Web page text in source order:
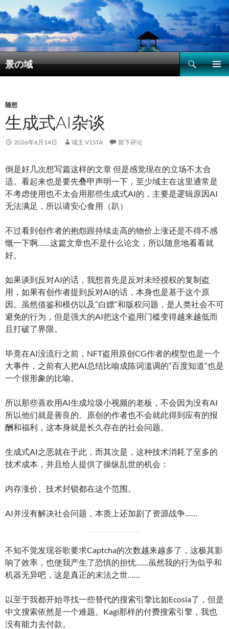
景の域
搜
索
文
随想
生成式AI杂谈
2026年6月14日 域主 V1STA 留下评论
倒是好几次想写篇这样的文章 但是感觉现在的立场不太合
适。看起来也是要先叠甲声明一下，至少域主在这里通常是
不考虑使用也不太会用那些生成式AI的，主要是逻辑原因AI
无法满足，所以请安心食用（趴）
不过看到创作者的抱怨跟持续走高的物价上涨还是不得不感
慨一下啊……这篇文章也不是什么论文，所以随意地看看就
好。
如果谈到反对AI的话，我想首先是反对未经授权的复制盗
用，如果有创作者提到反对AI的话，本身也是基于这个原
因。虽然借鉴和模仿以及“白嫖”和版权问题，是人类社会不可
避免的行为，但是强大的AI把这个盗用门槛变得越来越低而
且打破了界限。
毕竟在AI没流行之前，NFT盗用原创CG作者的模型也是一个
大事件，之前有人把AI总结比喻成陈词滥调的“百度知道”也是
一个很形象的比喻。
所以那些喜欢用AI生成垃圾小视频的老板，不会因为没有AI
所以他们就是善良的。原创的作者也不会就此得到应有的报
酬和福利，这本身就是长久存在的社会问题。
生成式AI之恶就在于此，而其次是，这种技术消耗了至多的
技术成本，并且给人提供了操纵乱世的机会：
内存涨价、技术封锁都在这个范围。
AI并没有解决社会问题，本质上还加剧了资源战争……
不知不觉发现谷歌要求Captcha的次数越来越多了，这极其影
响了效率，也使我产生了恐惧的担忧……虽然我的行为似乎和
机器无异吧，这是真正的末法之世……
以至于我都开始寻找一些替代的搜索引擎比如Ecosia了，但是
中文搜索依然是一个难题。Kagi那样的付费搜索引擎，我也
没有能力去付款。